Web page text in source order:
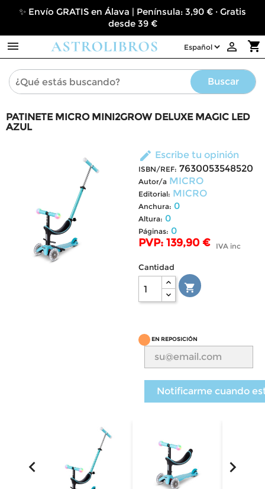
✨ Envío GRATIS en Álava | Península: 3,90 € · Gratis
desde 39 €
 shopping_cart

Buscar
PATINETE MICRO MINI2GROW DELUXE MAGIC LED
AZUL
edit Escribe tu opinión
ISBN/REF: 7630053548520
Autor/a MICRO
Editorial: MICRO
Anchura: 0
Altura: 0
Páginas: 0
PVP: 139,90 € IVA inc
Cantidad

EN REPOSICIÓN
Notificarme cuando
 